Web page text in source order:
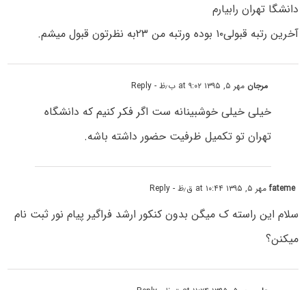
دانشگا تهران رابیارم
آخرین رتبه قبولی۱۰ بوده ورتبه من ۲۳به نظرتون قبول میشم.
مرجان مهر ۵, ۱۳۹۵ at ۹:۰۲ ب٫ظ - Reply
خیلی خیلی خوشبینانه ست اگر فکر کنیم که دانشگاه
تهران تو تکمیل ظرفیت حضور داشته باشه.
fatemeمهر ۵, ۱۳۹۵ at ۱۰:۴۴ ق٫ظ - Reply
سلام این راسته ک میگن بدون کنکور ارشد فراگیر پیام نور ثبت نام
میکنن؟